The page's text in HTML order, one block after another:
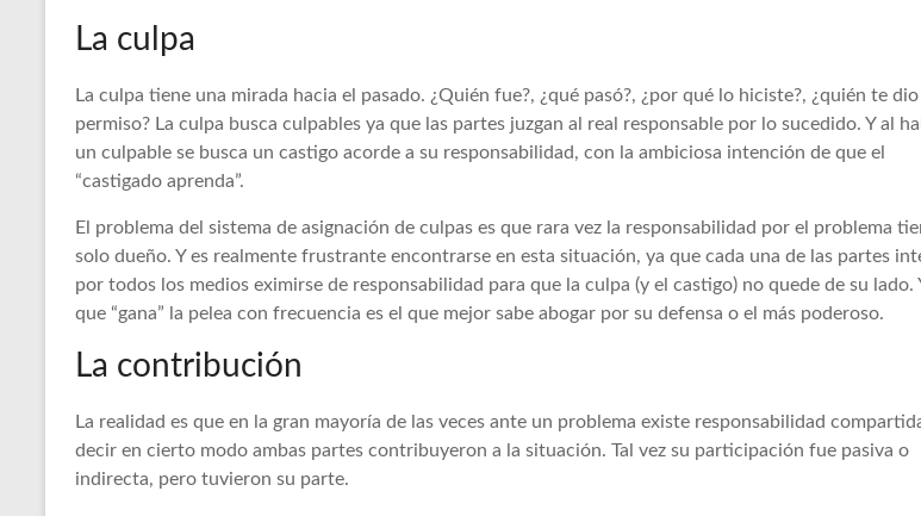
La culpa
La culpa tiene una mirada hacia el pasado. ¿Quién fue?, ¿qué pasó?, ¿por qué lo hiciste?, ¿quién te dio
permiso? La culpa busca culpables ya que las partes juzgan al real responsable por lo sucedido. Y al
un culpable se busca un castigo acorde a su responsabilidad, con la ambiciosa intención de que el
“castigado aprenda”.
El problema del sistema de asignación de culpas es que rara vez la responsabilidad por el problema
solo dueño. Y es realmente frustrante encontrarse en esta situación, ya que cada una de las partes
por todos los medios eximirse de responsabilidad para que la culpa (y el castigo) no quede de su lado.
que “gana” la pelea con frecuencia es el que mejor sabe abogar por su defensa o el más poderoso.
La contribución
La realidad es que en la gran mayoría de las veces ante un problema existe responsabilidad
decir en cierto modo ambas partes contribuyeron a la situación. Tal vez su participación fue pasiva o
indirecta, pero tuvieron su parte.